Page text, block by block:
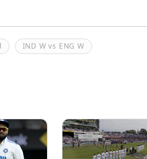
IND W vs ENG W